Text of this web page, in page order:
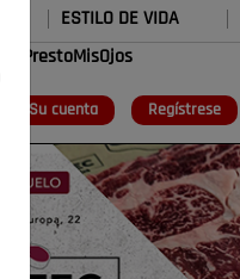
ESTILO DE VIDA
#TePrestoMisOjos
Su cuenta Regístrese